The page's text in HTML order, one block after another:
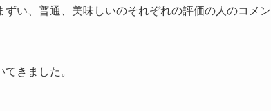
い、普通、美味しいのそれぞれの評価の人のコメン
きました。